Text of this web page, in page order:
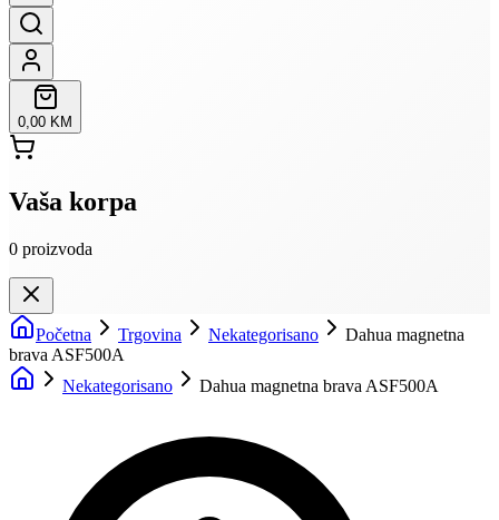
0,00 KM
Vaša korpa
0 proizvoda
Početna Trgovina Nekategorisano
Dahua magnetna
brava ASF500A
Nekategorisano
Dahua magnetna brava ASF500A